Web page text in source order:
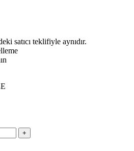
satıcı teklifiyle aynıdır.